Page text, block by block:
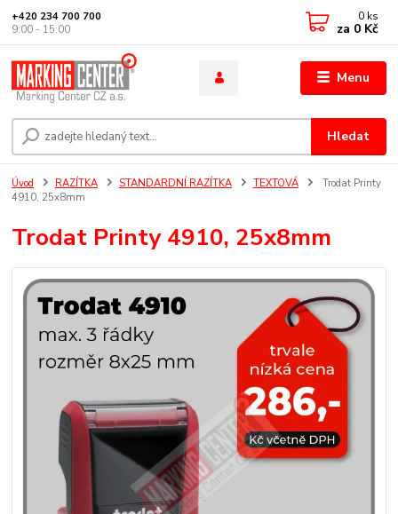
Menu
Hledat
+420 234 700 700
9:00 - 15:00
0 ks
za 0 Kč
Úvod RAZÍTKA STANDARDNÍ RAZÍTKA TEXTOVÁ
Trodat Printy
4910, 25x8mm
Trodat Printy 4910, 25x8mm